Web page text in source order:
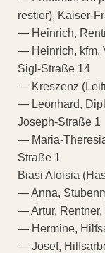
restier), Kaiser-
— Heinrich,
— Heinrich, kfm.
Sigl-Straße 14
— Kreszenz
— Leonhard,
Joseph-Straße 1
— Maria-
Straße 1
Biasi Aloisia
— Anna,
— Artur,
— Hermine,
— Josef,